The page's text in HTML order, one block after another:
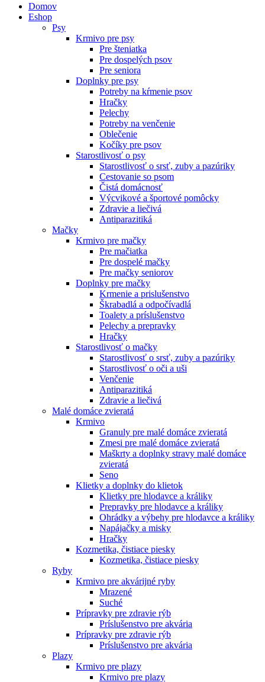
Domov
Eshop
Psy
Krmivo pre psy
Pre šteniatka
Pre dospelých psov
Pre seniora
Doplnky pre psy
Potreby na kŕmenie psov
Hračky
Pelechy
Potreby na venčenie
Oblečenie
Kočíky pre psov
Starostlivosť o psy
Starostlivosť o srsť, zuby a pazúriky
Cestovanie so psom
Čistá domácnosť
Výcvikové a športové pomôcky
Zdravie a liečivá
Antiparazitiká
Mačky
Krmivo pre mačky
Pre mačiatka
Pre dospelé mačky
Pre mačky seniorov
Doplnky pre mačky
Krmenie a prislušenstvo
Škrabadlá a odpočívadlá
Toalety а príslušenstvo
Pelechy a prepravky
Hračky
Starostlivosť o mačky
Starostlivosť o srsť, zuby a pazúriky
Starostlivosť o oči a uši
Venčenie
Antiparazitiká
Zdravie a liečivá
Malé domáce zvieratá
Krmivo
Granuly pre malé domáce zvieratá
Zmesi pre malé domáce zvieratá
Maškrty a doplnky stravy malé domáce
zvieratá
Seno
Klietky a doplnky do klietok
Klietky pre hlodavce a králiky
Prepravky pre hlodavce a králiky
Ohrádky a výbehy pre hlodavce a králiky
Napájačky a misky
Hračky
Kozmetika, čistiace piesky
Kozmetika, čistiace piesky
Ryby
Krmivo pre akvárijné ryby
Mrazené
Suché
Prípravky pre zdravie rýb
Príslušenstvo pre akvária
Prípravky pre zdravie rýb
Príslušenstvo pre akvária
Plazy
Krmivo pre plazy
Krmivo pre plazy